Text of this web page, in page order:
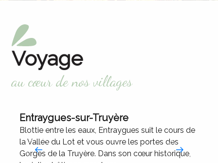
Voyage
au cœur de nos villages
Entraygues-sur-Truyère
Blottie entre les eaux, Entraygues suit le cours de
la Vallée du Lot et vous ouvre les portes des
Gorges de la Truyère. Dans son cœur historique,